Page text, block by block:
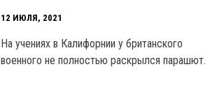
12 ИЮЛЯ, 2021
На учениях в Калифорнии у британского
военного не полностью раскрылся парашют.